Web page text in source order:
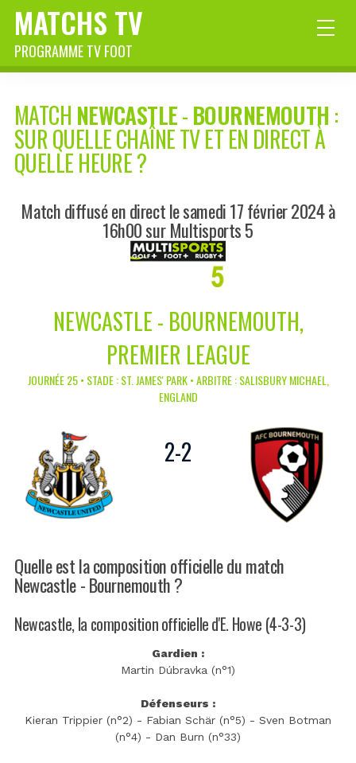
MATCHS TV
PROGRAMME TV FOOT
MATCH NEWCASTLE-BOURNEMOUTH :
SUR QUELLE CHAÎNE TV ET EN DIRECT À
QUELLE HEURE ?
Match diffusé en direct le samedi 17 février 2024 à
16h00 sur Multisports 5
NEWCASTLE - BOURNEMOUTH,
PREMIER LEAGUE
JOURNÉE 25 • STADE : ST. JAMES' PARK • ARBITRE : SALISBURY MICHAEL,
ENGLAND
2-2
Quelle est la composition officielle du match
Newcastle - Bournemouth ?
Newcastle, la composition officielle d'E. Howe (4-3-3)
Gardien :
Martin Dúbravka (n°1)
Défenseurs :
Kieran Trippier (n°2) - Fabian Schär (n°5) - Sven Botman
(n°4) - Dan Burn (n°33)